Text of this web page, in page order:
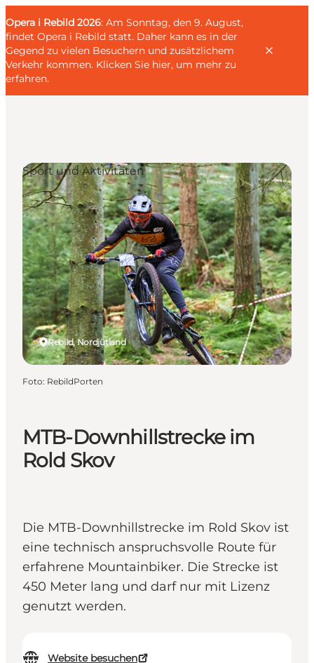
Opera i Rebild 2026: Am Sonntag, den 9. August,
findet Opera i Rebild statt. Daher kann es in der
Gegend zu vielen Besuchern und zusätzlichem
Verkehr kommen. Klicken Sie hier, um mehr zu
erfahren.
Liebespaar
Entdecker
Aktive
KALENDER & EVENTS
KARTEN
REISEPLANUNG
GästeDeutsch
MTB-Downhillstrecke im
Rold Skov
Die MTB-Downhillstrecke im Rold Skov ist
eine technisch anspruchsvolle Route für
erfahrene Mountainbiker. Die Strecke ist
450 Meter lang und darf nur mit Lizenz
genutzt werden.
Website besuchen
Rebild, Nordjütland
Sport und Aktivitäten
Foto: RebildPorten